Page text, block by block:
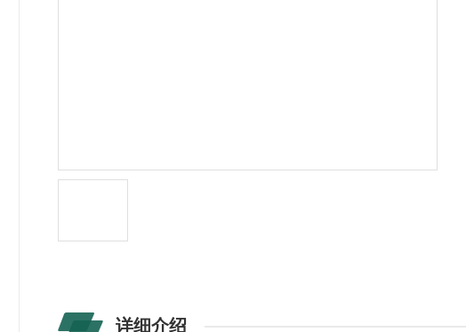
详细介绍